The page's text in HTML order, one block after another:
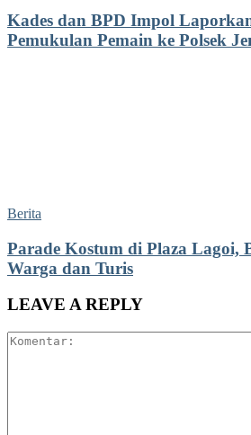
Kades dan BPD Impol
Pemukulan Pemain ke Polsek
Berita
Parade Kostum di Plaza Lagoi,
Warga dan Turis
LEAVE A REPLY